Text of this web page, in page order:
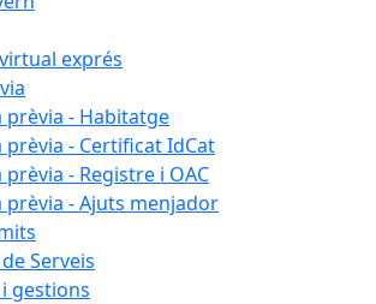
exprés
prèvia - Habitatge
prèvia - Certificat IdCat
prèvia - Registre i OAC
prèvia - Ajuts menjador
Serveis
gestions